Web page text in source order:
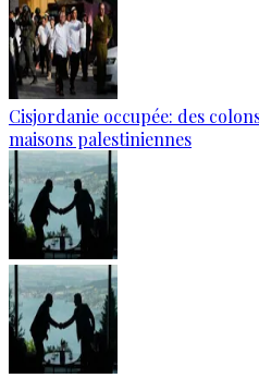
Cisjordanie occupée: des
maisons palestiniennes